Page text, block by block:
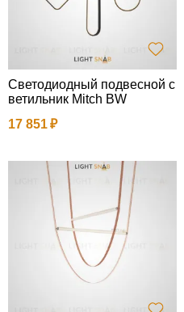
Светодиодный подвесной с
ветильник Mitch BW
17 851